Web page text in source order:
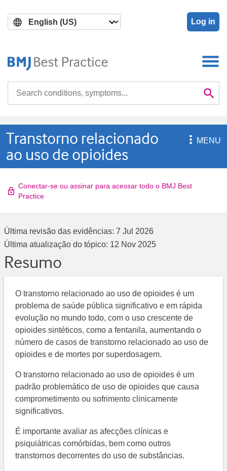
main
search
Log in

Transtorno relacionado
ao uso de opioides
MENU
Conectar-se ou assinar para acessar todo o BMJ Best
Practice
Última revisão das evidências: 7 Jul 2026
Última atualização do tópico: 12 Nov 2025
Resumo
O transtorno relacionado ao uso de opioides é um
problema de saúde pública significativo e em rápida
evolução no mundo todo, com o uso crescente de
opioides sintéticos, como a fentanila, aumentando o
número de casos de transtorno relacionado ao uso de
opioides e de mortes por superdosagem.
O transtorno relacionado ao uso de opioides é um
padrão problemático de uso de opioides que causa
comprometimento ou sofrimento clinicamente
significativos.
É importante avaliar as afecções clínicas e
psiquiátricas comórbidas, bem como outros
transtornos decorrentes do uso de substâncias.